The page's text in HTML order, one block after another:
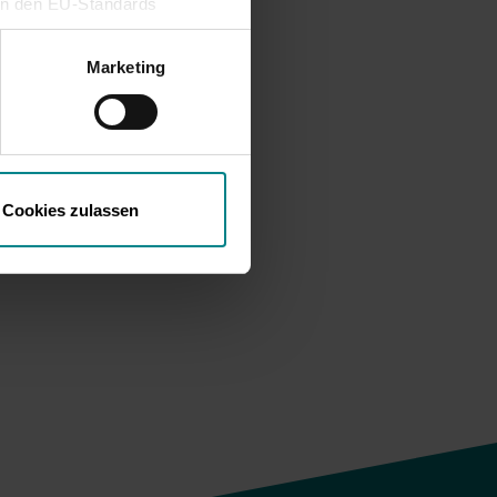
den EU-Standards
fehlen. Daher
ohne dass
Marketing
Cookies zulassen